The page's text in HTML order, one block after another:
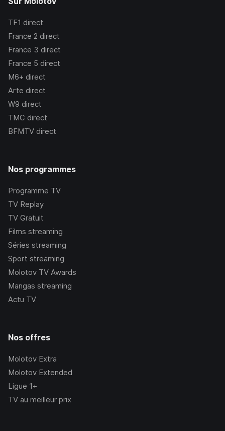
TF1 direct
France 2 direct
France 3 direct
France 5 direct
M6+ direct
Arte direct
W9 direct
TMC direct
BFMTV direct
Nos programmes
Programme TV
TV Replay
TV Gratuit
Films streaming
Séries streaming
Sport streaming
Molotov TV Awards
Mangas streaming
Actu TV
Nos offres
Molotov Extra
Molotov Extended
Ligue 1+
TV au meilleur prix